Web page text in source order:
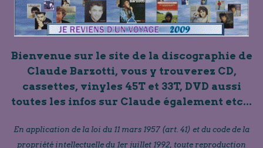
Bienvenue sur le site de la discographie de
Claude Barzotti, vous y trouverez CD,
cassettes, vinyles 45T et 33T, DVD aussi
toutes les infos sur Claude également etc...
En application de la loi du 11 mars 1957 (art. 41) et du code de la
propriété intellectuelle du 1er juillet 1992, toute reproduction